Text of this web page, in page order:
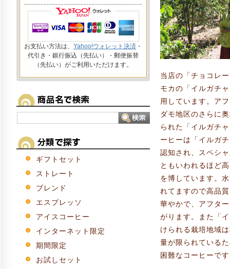
当店の「チョコレ
モカの「イルガチ
用しています。ア
ダモ地区のさらに
られた「イルガチ
ーヒーは「イルガ
認知され、スペシ
ともいわれるほど
を博しています。
れてますので高品
華やかで、アフタ
がります。また「
けられる栽培地域
量が限られている
困難なコーヒーで
お支払い方法は、 Yahoo!ウォレット決済 ・
代引き・銀行振込（先払い）・郵便振替
（先払い）がご利用いただけます。
ギフトセット
ストレート
ブレンド
エスプレッソ
アイスコーヒー
インターネット限定
期間限定
お試しセット